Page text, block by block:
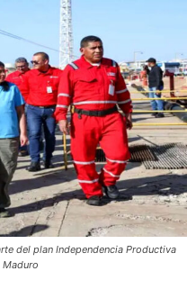
del plan Independencia Productiva